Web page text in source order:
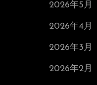
2026年5月
2026年4月
2026年3月
2026年2月